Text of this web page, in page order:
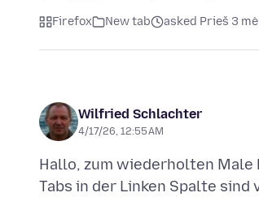
Firefox New tab asked Prieš 3
Wilfried Schlachter
4/17/26, 12:55 AM
Hallo, zum wiederholten
Tabs in der Linken Spalte